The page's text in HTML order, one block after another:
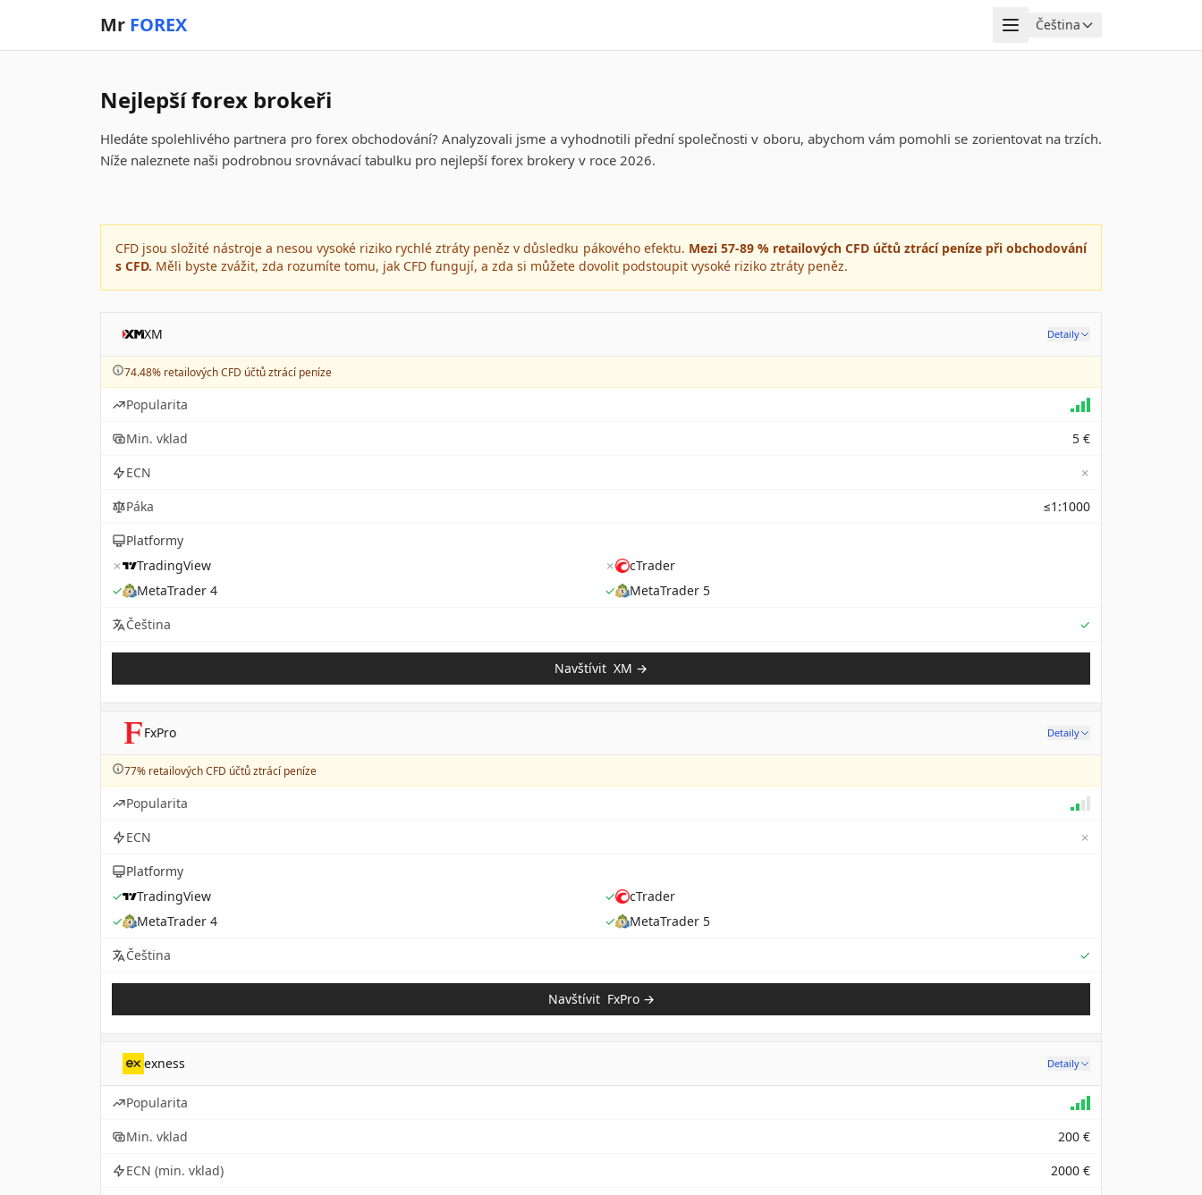
Mr FOREX Menu
Jazyk
Čeština
Nejlepší forex brokeři
Hledáte spolehlivého partnera pro forex obchodování? Analyzovali jsme a vyhodnotili přední společnosti v oboru, abychom vám pomohli se zorientovat na trzích.
Níže naleznete naši podrobnou srovnávací tabulku pro nejlepší forex brokery v roce 2026.
CFD jsou složité nástroje a nesou vysoké riziko rychlé ztráty peněz v důsledku pákového efektu. Mezi 57-89 % retailových CFD účtů ztrácí peníze při obchodování
s CFD. Měli byste zvážit, zda rozumíte tomu, jak CFD fungují, a zda si můžete dovolit podstoupit vysoké riziko ztráty peněz.
XM Detaily
74.48% retailových CFD účtů ztrácí peníze
Popularita
Min. vklad
5 €
ECN
✗
Páka
≤1:1000
Platformy
✗
TradingView ✗
cTrader
✓
MetaTrader 4 ✓
MetaTrader 5
Čeština
✓Supported
Navštívit XM →
FxPro Detaily
77% retailových CFD účtů ztrácí peníze
Popularita
ECN
✗
Platformy
✓
TradingView ✓
cTrader
✓
MetaTrader 4 ✓
MetaTrader 5
Čeština
✓Supported
Navštívit FxPro→
exness Detaily
Popularita
Min. vklad
200 €
ECN (min. vklad)
2000 €